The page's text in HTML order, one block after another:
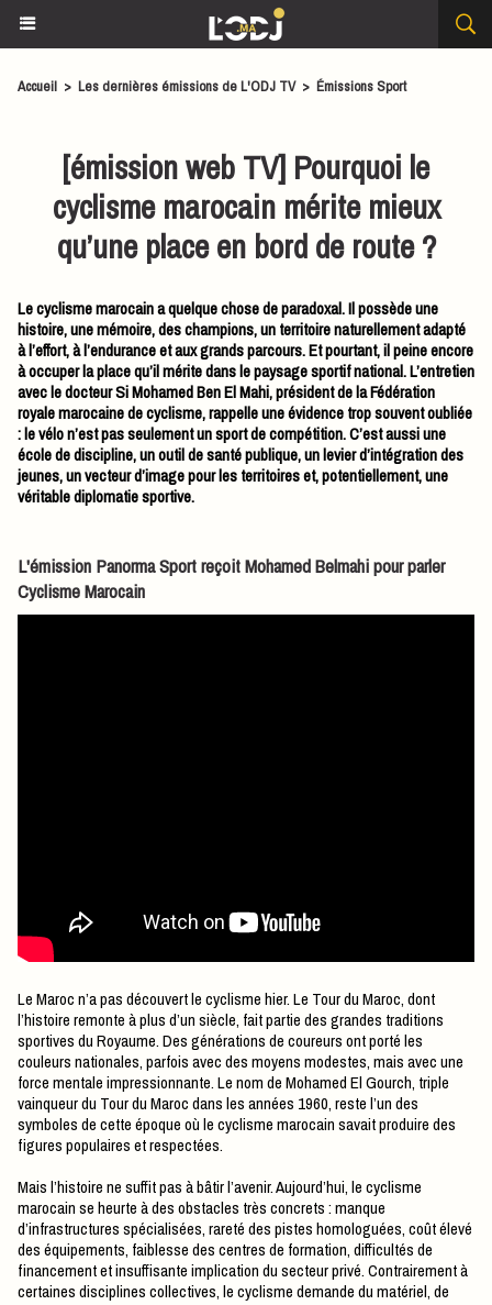
Accueil > Les dernières émissions de L'ODJ TV > Émissions Sport
[émission web TV] Pourquoi le
cyclisme marocain mérite mieux
qu’une place en bord de route ?
Le cyclisme marocain a quelque chose de paradoxal. Il possède une
histoire, une mémoire, des champions, un territoire naturellement adapté
à l’effort, à l’endurance et aux grands parcours. Et pourtant, il peine encore
à occuper la place qu’il mérite dans le paysage sportif national. L’entretien
avec le docteur Si Mohamed Ben El Mahi, président de la Fédération
royale marocaine de cyclisme, rappelle une évidence trop souvent oubliée
: le vélo n’est pas seulement un sport de compétition. C’est aussi une
école de discipline, un outil de santé publique, un levier d’intégration des
jeunes, un vecteur d’image pour les territoires et, potentiellement, une
véritable diplomatie sportive.
L'émission Panorma Sport reçoit Mohamed Belmahi pour parler
Cyclisme Marocain
Le Maroc n’a pas découvert le cyclisme hier. Le Tour du Maroc, dont
l’histoire remonte à plus d’un siècle, fait partie des grandes traditions
sportives du Royaume. Des générations de coureurs ont porté les
couleurs nationales, parfois avec des moyens modestes, mais avec une
force mentale impressionnante. Le nom de Mohamed El Gourch, triple
vainqueur du Tour du Maroc dans les années 1960, reste l’un des
symboles de cette époque où le cyclisme marocain savait produire des
figures populaires et respectées.
Mais l’histoire ne suffit pas à bâtir l’avenir. Aujourd’hui, le cyclisme
marocain se heurte à des obstacles très concrets : manque
d’infrastructures spécialisées, rareté des pistes homologuées, coût élevé
des équipements, faiblesse des centres de formation, difficultés de
financement et insuffisante implication du secteur privé. Contrairement à
certaines disciplines collectives, le cyclisme demande du matériel, de